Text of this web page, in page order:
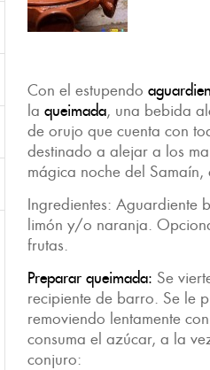
Con el estupendo
la queimada, una bebida
de orujo que cuenta con
destinado a alejar a los
mágica noche del
Ingredientes: Aguardiente
limón y/o naranja.
frutas.
Preparar queimada: Se
recipiente de barro. Se le
removiendo lentamente
consuma el azúcar, a la
conjuro: